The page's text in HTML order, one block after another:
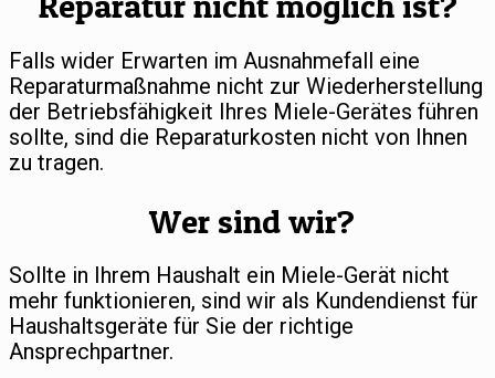
Falls wider Erwarten im Ausnahmefall eine
Reparaturmaßnahme nicht zur Wiederherstellung
der Betriebsfähigkeit Ihres Miele-Gerätes führen
sollte, sind die Reparaturkosten nicht von Ihnen
zu tragen.
Wer sind wir?
Sollte in Ihrem Haushalt ein Miele-Gerät nicht
mehr funktionieren, sind wir als Kundendienst für
Haushaltsgeräte für Sie der richtige
Ansprechpartner.